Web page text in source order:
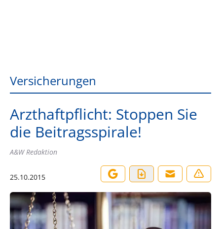
Versicherungen
Arzthaftpflicht: Stoppen Sie
die Beitragsspirale!
A&W Redaktion
25.10.2015